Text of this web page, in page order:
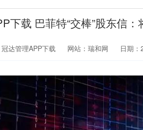
下载 巴菲特“交棒”股东信
达管理APP下载 网站：瑞和网 日期